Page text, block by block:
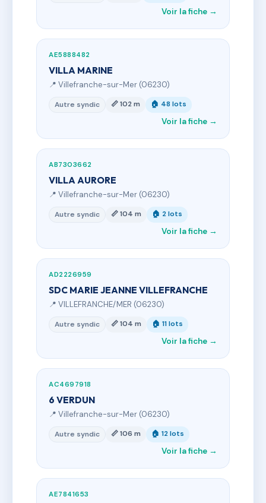
Voir la fiche →
AE5888482
VILLA MARINE
📍 Villefranche-sur-Mer (06230)
Autre syndic 📏 102 m 🏠 48 lots
Voir la fiche →
AB7303662
VILLA AURORE
📍 Villefranche-sur-Mer (06230)
Autre syndic 📏 104 m 🏠 2 lots
Voir la fiche →
AD2226959
SDC MARIE JEANNE VILLEFRANCHE
📍 VILLEFRANCHE/MER (06230)
Autre syndic 📏 104 m 🏠 11 lots
Voir la fiche →
AC4697918
6 VERDUN
📍 Villefranche-sur-Mer (06230)
Autre syndic 📏 106 m 🏠 12 lots
Voir la fiche →
AE7841653